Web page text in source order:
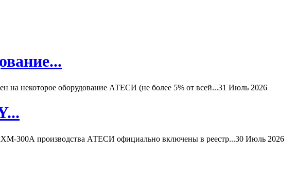
некоторое оборудование АТЕСИ (не более 5% от всей...31 Июль 2026
300А производства АТЕСИ официально включены в реестр...30 Июль 2026